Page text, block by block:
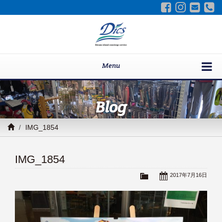
Menu
Blog
IMG_1854
IMG_1854
2017年7月16日